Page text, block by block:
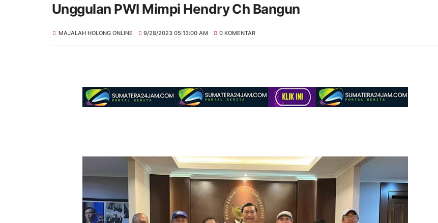
Unggulan PWI Mimpi Hendry Ch Bangun
MAJALAH HOLONG ONLINE 9/28/2023 05:13:00 AM 0 KOMENTAR